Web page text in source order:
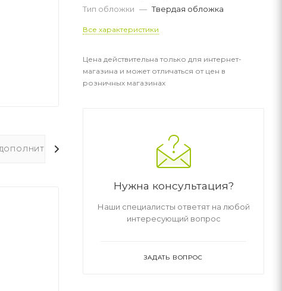
Тип обложки — Твердая обложка
Все характеристики
Цена действительна только для интернет-
магазина и может отличаться от цен в
розничных магазинах
Нужна консультация?
Наши специалисты ответят на любой
интересующий вопрос
ЗАДАТЬ ВОПРОС